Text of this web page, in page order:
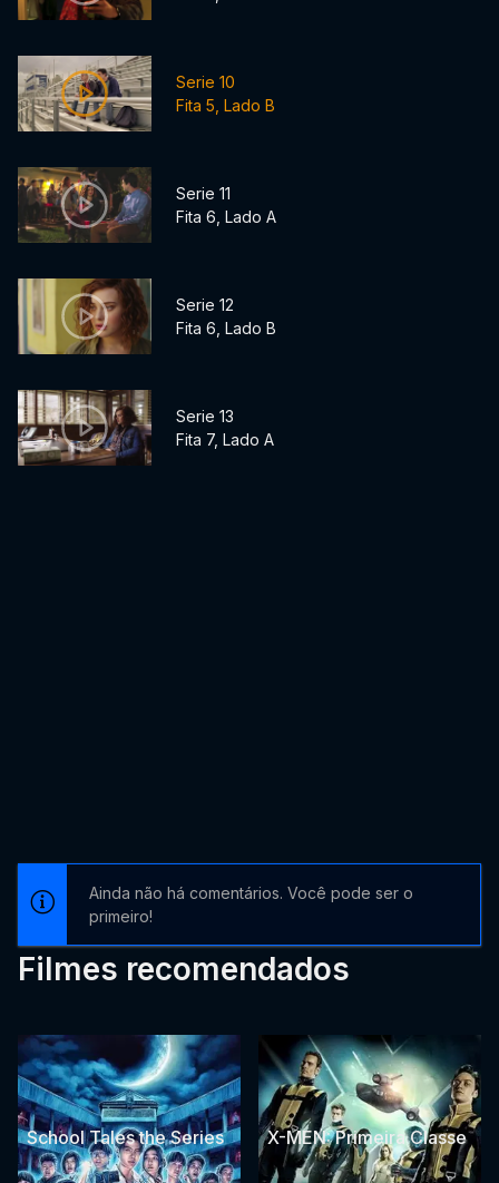
Serie 10
Fita 5, Lado B
Serie 11
Fita 6, Lado A
Serie 12
Fita 6, Lado B
Serie 13
Fita 7, Lado A
Ainda não há comentários. Você pode ser o
primeiro!
Filmes recomendados
School Tales the Series X-MEN: Primeira Classe